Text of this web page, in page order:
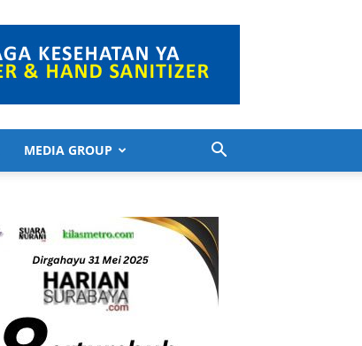
MEDIA GROUP